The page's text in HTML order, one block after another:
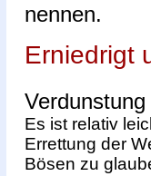
nennen.
Erniedrigt
Es ist relativ
Errettung der
Bösen zu